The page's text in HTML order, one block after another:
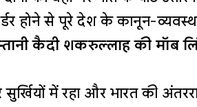
होने से पूरे देश के कानून-
कैदी शकरुल्लाह की मॉब
सुर्खियों में रहा और भारत की